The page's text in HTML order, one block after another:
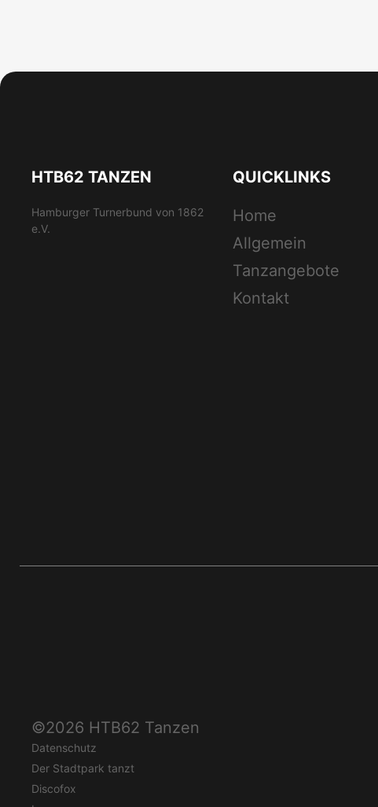
HTB62 TANZEN
Hamburger Turnerbund von 1862
e.V.
QUICKLINKS
Home
Allgemein
Tanzangebote
Kontakt
©2026 HTB62 Tanzen
Datenschutz
Der Stadtpark tanzt
Discofox